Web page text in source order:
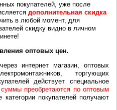
покупателей, уже после
дополнительная скидка
в любой момент, для
скидку видно в личном
оптовых цен.
магазин, оптовых
торгующих
действует специальное
преобретаются по оптовым
покупателей получают